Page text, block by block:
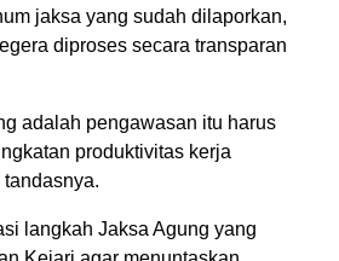
jaksa yang sudah dilaporkan,
diproses secara transparan
adalah pengawasan itu harus
produktivitas kerja
tandasnya.
langkah Jaksa Agung yang